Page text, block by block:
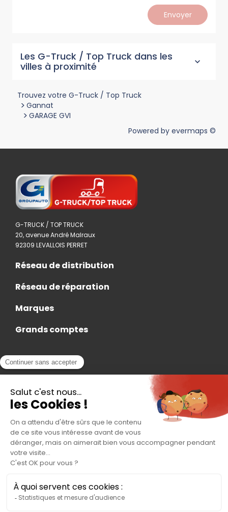
Envoyer
Les G-Truck / Top Truck dans les
villes à proximité
Trouvez votre G-Truck / Top Truck
> Gannat
> GARAGE GVI
Powered by evermaps ©
G-TRUCK / TOP TRUCK
20, avenue André Malraux
92309 LEVALLOIS PERRET
Réseau de distribution
Réseau de réparation
Marques
Grands comptes
Actualités
Contact
Accès Adhérent